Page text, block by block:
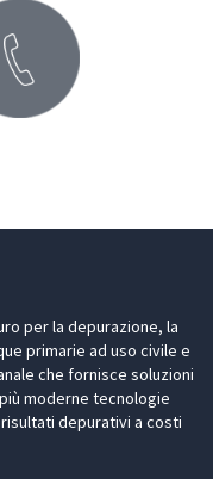
per la depurazione, la
primarie ad uso civile e
che fornisce soluzioni
moderne tecnologie
depurativi a costi